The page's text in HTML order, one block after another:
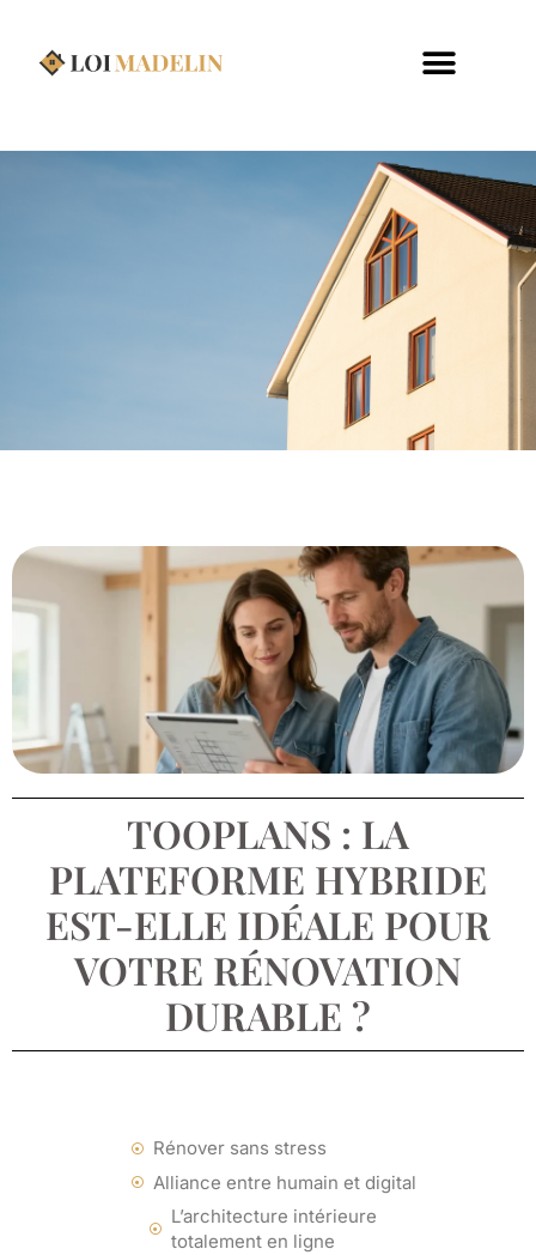
TOOPLANS : LA
PLATEFORME HYBRIDE
EST-ELLE IDÉALE POUR
VOTRE RÉNOVATION
DURABLE ?
Rénover sans stress
Alliance entre humain et digital
L’architecture intérieure
totalement en ligne